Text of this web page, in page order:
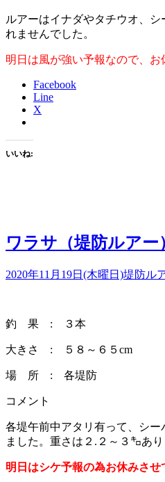
ルアーはイナダやタチウオ、
れませんでした。
明日は風が強い予報なので、お
Facebook
Line
X
いいね:
ワラサ（堤防ルアー
2020年11月19日(木曜日)堤防ル
釣 果 : ３本
大きさ : ５８～６５cm
場 所 : 各堤防
コメント
各堤午前中アタリ有って、シ
ました。重さは２.２～３㌔あり
明日はシケ予報の為お休みさせ